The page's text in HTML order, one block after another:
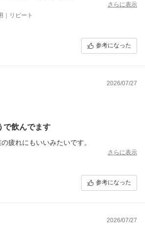
がある時に在庫を買って置く事です。
り奪われる時期に特にマメに飲用してい
さらに表示
｜リピート
参考になった
2026/07/27
で飲んでます
疲れにもいいみたいです。
さらに表示
参考になった
2026/07/27